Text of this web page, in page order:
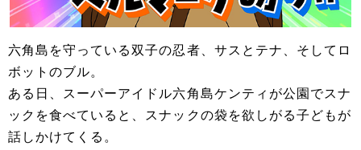
六角島を守っている双子の忍者、サスとテナ、そしてロ
ボットのブル。
ある日、スーパーアイドル六角島ケンティが公園でスナ
ックを食べていると、スナックの袋を欲しがる子どもが
話しかけてくる。